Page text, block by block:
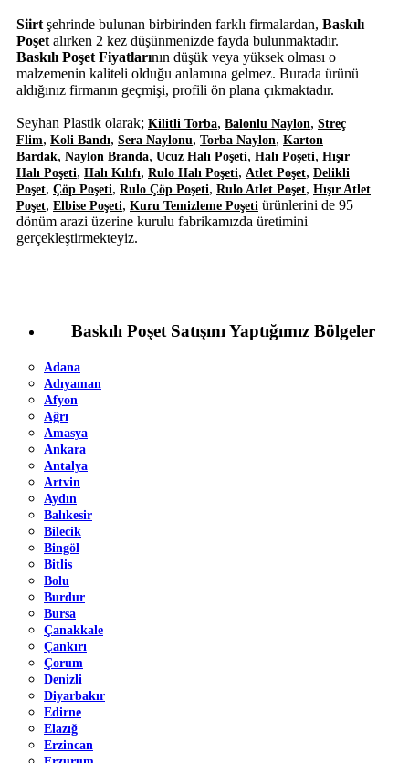
Siirt şehrinde bulunan birbirinden farklı firmalardan, Baskılı
Poşet alırken 2 kez düşünmenizde fayda bulunmaktadır.
Baskılı Poşet Fiyatlarının düşük veya yüksek olması o
malzemenin kaliteli olduğu anlamına gelmez. Burada ürünü
aldığınız firmanın geçmişi, profili ön plana çıkmaktadır.
Seyhan Plastik olarak; Kilitli Torba, Balonlu Naylon, Streç
Flim, Koli Bandı, Sera Naylonu, Torba Naylon, Karton
Bardak, Naylon Branda, Ucuz Halı Poşeti, Halı Poşeti, Hışır
Halı Poşeti, Halı Kılıfı, Rulo Halı Poşeti, Atlet Poşet, Delikli
Poşet, Çöp Poşeti, Rulo Çöp Poşeti, Rulo Atlet Poşet, Hışır Atlet
Poşet, Elbise Poşeti, Kuru Temizleme Poşeti ürünlerini de 95
dönüm arazi üzerine kurulu fabrikamızda üretimini
gerçekleştirmekteyiz.
Baskılı Poşet Satışını Yaptığımız Bölgeler
Adana
Adıyaman
Afyon
Ağrı
Amasya
Ankara
Antalya
Artvin
Aydın
Balıkesir
Bilecik
Bingöl
Bitlis
Bolu
Burdur
Bursa
Çanakkale
Çankırı
Çorum
Denizli
Diyarbakır
Edirne
Elazığ
Erzincan